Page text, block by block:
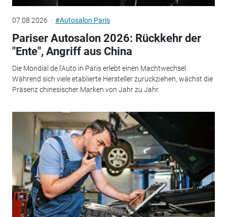
07.08.2026 #Autosalon Paris
Pariser Autosalon 2026: Rückkehr der
"Ente", Angriff aus China
Die Mondial de l'Auto in Paris erlebt einen Machtwechsel.
Während sich viele etablierte Hersteller zurückziehen, wächst die
Präsenz chinesischer Marken von Jahr zu Jahr.